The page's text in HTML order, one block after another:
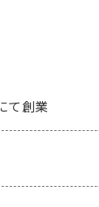
て創業